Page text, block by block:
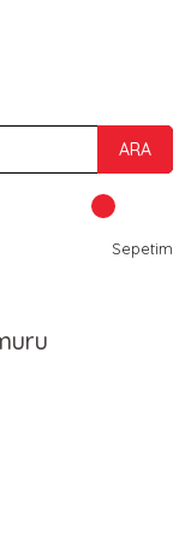
ARA
Sepetim